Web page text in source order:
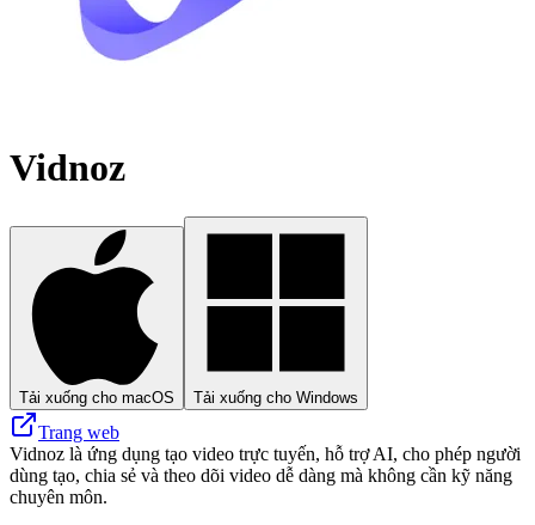
Vidnoz
Tải xuống cho macOS Tải xuống cho Windows
Trang web
Vidnoz là ứng dụng tạo video trực tuyến, hỗ trợ AI, cho phép người
dùng tạo, chia sẻ và theo dõi video dễ dàng mà không cần kỹ năng
chuyên môn.